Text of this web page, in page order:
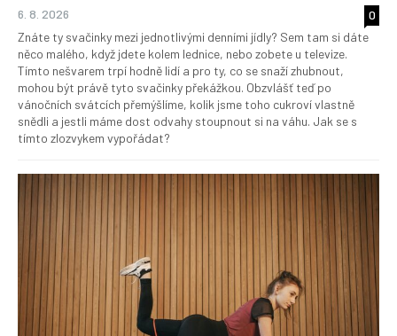
6. 8. 2026
0
Znáte ty svačinky mezi jednotlivými denními jídly? Sem tam si dáte
něco malého, když jdete kolem lednice, nebo zobete u televize.
Tímto nešvarem trpí hodně lidí a pro ty, co se snaží zhubnout,
mohou být právě tyto svačinky překážkou. Obzvlášť teď po
vánočních svátcích přemýšlíme, kolik jsme toho cukroví vlastně
snědli a jestli máme dost odvahy stoupnout si na váhu. Jak se s
tímto zlozvykem vypořádat?